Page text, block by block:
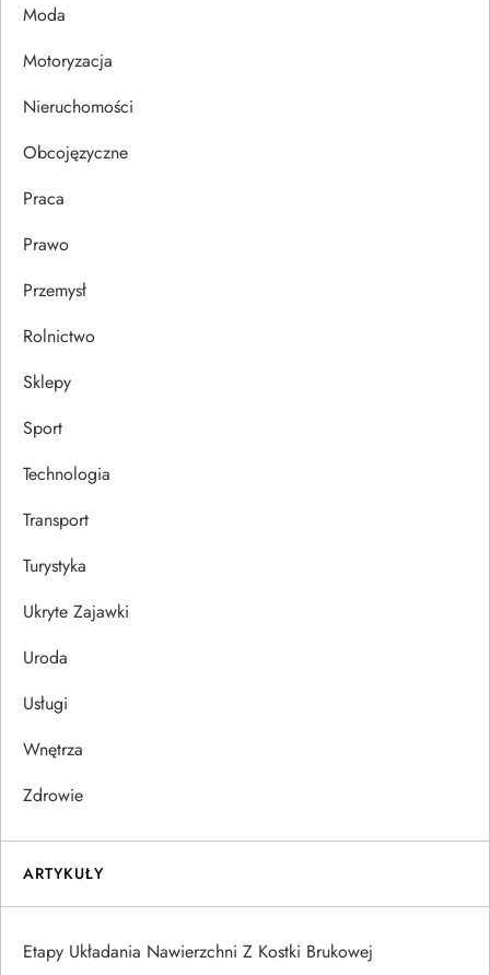
s
u
Moda
Motoryzacja
Nieruchomości
Obcojęzyczne
Praca
Prawo
Przemysł
Rolnictwo
Sklepy
Sport
Technologia
Transport
Turystyka
Ukryte Zajawki
Uroda
Usługi
Wnętrza
Zdrowie
ARTYKUŁY
Etapy Układania Nawierzchni Z Kostki Brukowej